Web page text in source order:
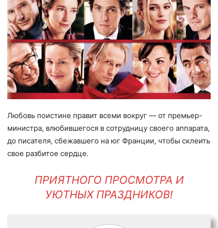
Любовь поистине правит всеми вокруг — от премьер-
министра, влюбившегося в сотрудницу своего аппарата,
до писателя, сбежавшего на юг Франции, чтобы склеить
свое разбитое сердце.
ПРИЯТНОГО ПРОСМОТРА И
УЮТНЫХ ПРАЗДНИКОВ!